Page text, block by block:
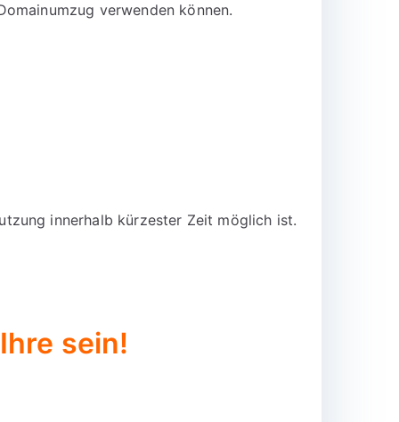
verwenden können.
innerhalb kürzester Zeit möglich ist.
sein!